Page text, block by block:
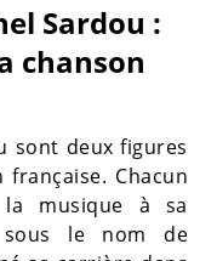
Sardou :
chanson
sont deux figures
Chacun
musique à sa
sous le nom de